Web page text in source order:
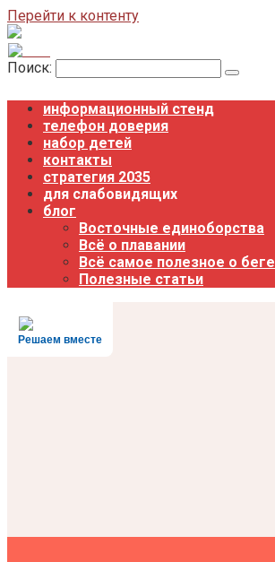
Перейти к контенту
Поиск:
информационный стенд
телефон доверия
набор детей
контакты
стратегия 2035
для слабовидящих
блог
Восточные единоборства
Всё о плавании
Всё самое полезное о беге
Полезные статьи
Решаем вместе